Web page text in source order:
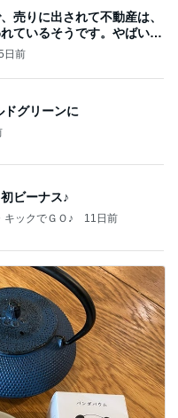
売りに出されて不動産は、
ているそうです。やばいで
日前
ドグリーンに
ビーナス♪
ックでＧＯ♪ 11日前